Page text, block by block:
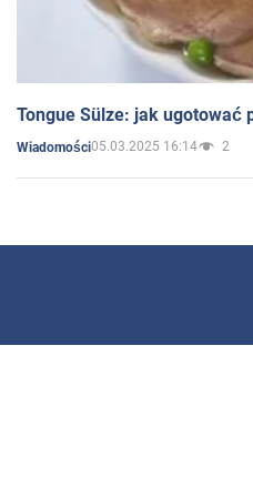
Tongue Sülze: jak ugotować
Wiadomości05.03.2025 16:14 2